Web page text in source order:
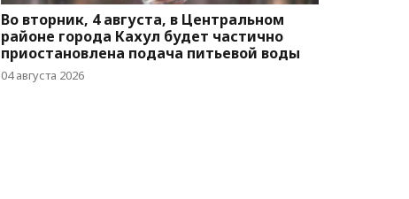
Во вторник, 4 августа, в Центральном
районе города Кахул будет частично
приостановлена подача питьевой воды
04 августа 2026